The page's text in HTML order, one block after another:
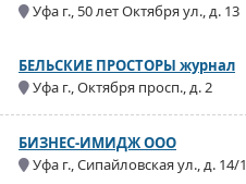
Уфа г., 50 лет Октября ул., д. 13
БЕЛЬСКИЕ ПРОСТОРЫ журнал
Уфа г., Октября просп., д. 2
БИЗНЕС-ИМИДЖ ООО
Уфа г., Сипайловская ул., д. 14/1